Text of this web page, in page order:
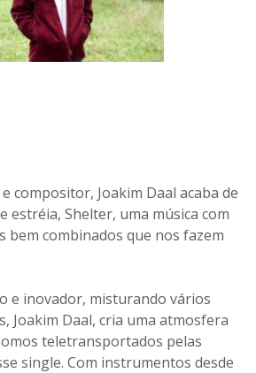
compositor, Joakim Daal acaba de
estréia, Shelter, uma música com
bem combinados que nos fazem
e inovador, misturando vários
Joakim Daal, cria uma atmosfera
teletransportados pelas
single. Com instrumentos desde